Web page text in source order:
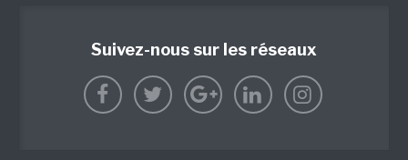
Suivez-nous sur les réseaux